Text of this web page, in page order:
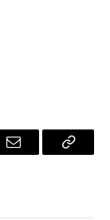
Email
Copy